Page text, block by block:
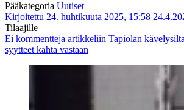
Pääkategoria Uutiset
Kirjoitettu 24. huhtikuuta 2025, 15:58
Tilaajille
Ei kommentteja artikkeliin Tapiolan
syytteet kahta vastaan